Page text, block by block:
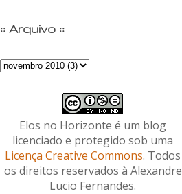
:: Arquivo ::
Elos no Horizonte é um blog
licenciado e protegido sob uma
Licença Creative Commons. Todos
os direitos reservados à Alexandre
Lucio Fernandes.